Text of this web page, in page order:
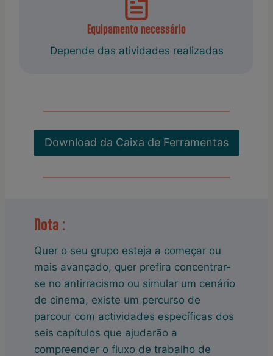
Equipamento necessário
Depende das atividades realizadas
Download da Caixa de Ferramentas
Nota :
Quer o seu grupo esteja a começar ou
mais avançado, quer prefira concentrar-
se no antirracismo ou simular um cenário
de cinema, existe um percurso de
parcour com actividades específicas dos
seis capítulos que ajudarão a
compreender o fluxo de trabalho de